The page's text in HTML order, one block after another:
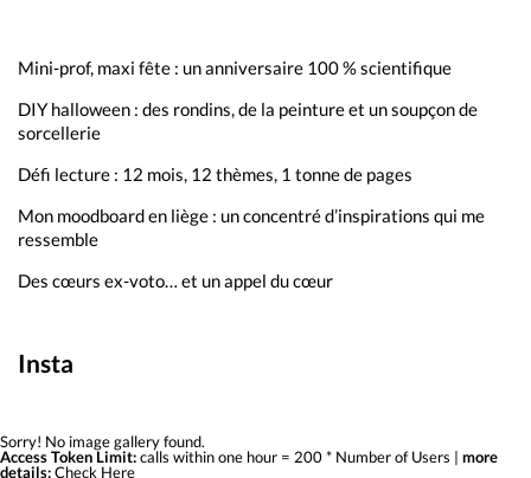
Mini-prof, maxi fête : un anniversaire 100 % scientifique
DIY halloween : des rondins, de la peinture et un soupçon de
sorcellerie
Défi lecture : 12 mois, 12 thèmes, 1 tonne de pages
Mon moodboard en liège : un concentré d’inspirations qui me
ressemble
Des cœurs ex-voto… et un appel du cœur
Insta
Sorry! No image gallery found.
Access Token Limit:calls within one hour = 200 * Number of Users | more
details:Check Here